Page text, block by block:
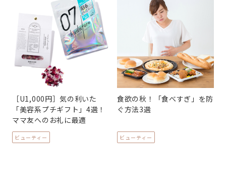
［U1,000円］気の利いた
「美容系プチギフト」4選！
ママ友へのお礼に最適
ビューティー
食欲の秋！「食べすぎ」を防
ぐ方法3選
ビューティー